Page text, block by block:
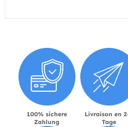
100% sichere
Zahlung
Livraison en
Tage